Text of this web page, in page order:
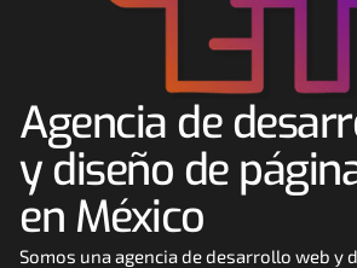
Careers
Docs
Agencia de
y diseño de
en México
Somos una agencia de desarrollo web y